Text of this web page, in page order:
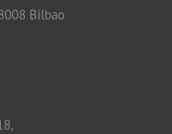
Bilbao